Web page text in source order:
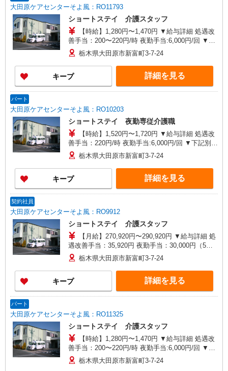
大田原ケアセンターそよ風：RO11793
ショートステイ 介護スタッフ
【時給】1,280円〜1,470円 ▼給与詳細 処遇改
善手当：200〜220円/時 夜勤手当:6,000円/回 ▼下
記別途支給 通勤手当 年末年始手当：380円/時 寸
志あり：年2回（6月・12月） ※業績による ※処
遇改善手当は試用期間中(3ヶ月)は支給なし
栃木県大田原市新富町3-7-24
キープ 詳細を見る
パート
大田原ケアセンターそよ風：RO10203
ショートステイ 夜勤専従介護職
【時給】1,520円〜1,720円 ▼給与詳細 処遇改
善手当：220円/時 夜勤手当:6,000円/回 ▼下記別途
支給 通勤手当 年末年始手当：380円/時 寸志あ
り：年2回（6月・12月） ※業績による ※処遇改
善手当は試用期間中(3ヶ月)は支給なし
栃木県大田原市新富町3-7-24
キープ 詳細を見る
契約社員
大田原ケアセンターそよ風：RO9912
ショートステイ 介護スタッフ
【月給】270,920円〜290,920円 ▼給与詳細 処
遇改善手当：35,920円 夜勤手当：30,000円（5回
分） ※6回目以降は1回6,000円支給 ▼下記別途支
給 通勤手当 年末年始手当：380円/時 寸志あり：
年2回（6月・12月） ※業績による 特別報酬：平
均34.1万円（最高額135万円） ※2025年6月支給実
績 ※処遇改善手当は試用期間中(3ヶ月)は支給なし
栃木県大田原市新富町3-7-24
キープ 詳細を見る
パート
大田原ケアセンターそよ風：RO11325
ショートステイ 介護スタッフ
【時給】1,280円〜1,470円 ▼給与詳細 処遇改
善手当：200〜220円/時 夜勤手当:6,000円/回 ▼下
記別途支給 通勤手当 年末年始手当：380円/時 寸
志あり：年2回（6月・12月） ※業績による ※処
栃木県大田原市新富町3-7-24